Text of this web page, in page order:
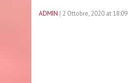
ADMIN | 2 Ottobre, 2020 at 18:09